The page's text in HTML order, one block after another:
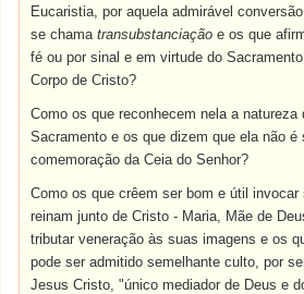
Eucaristia, por aquela admirável
se chamatransubstanciação e os que
fé ou por sinal e em virtude do
Corpo de Cristo?
Como os que reconhecem nela a
Sacramento e os que dizem que ela não é
comemoração da Ceia do Senhor?
Como os que crêem ser bom e útil
reinam junto de Cristo - Maria, Mãe de
tributar veneração às suas imagens e os
pode ser admitido semelhante culto, por
Jesus Cristo, "único mediador de Deus e